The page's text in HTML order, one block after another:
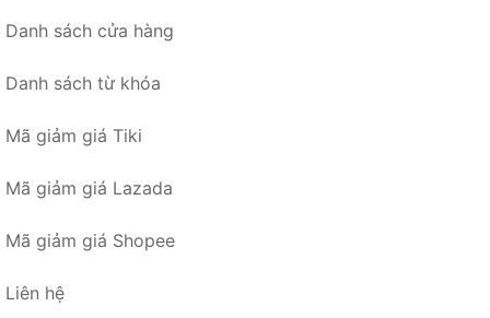
Danh sách cửa hàng
Danh sách từ khóa
Mã giảm giá Tiki
Mã giảm giá Lazada
Mã giảm giá Shopee
Liên hệ